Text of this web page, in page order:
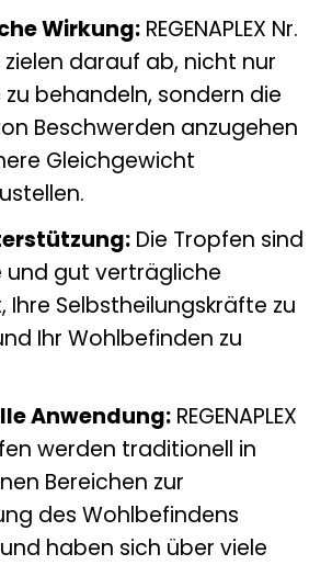
Wirkung:REGENAPLEX Nr.
zielen darauf ab, nicht nur
behandeln, sondern die
Beschwerden anzugehen
Gleichgewicht
Die Tropfen sind
und gut verträgliche
Ihre Selbstheilungskräfte zu
Ihr Wohlbefinden zu
Anwendung:REGENAPLEX
werden traditionell in
Bereichen zur
des Wohlbefindens
haben sich über viele